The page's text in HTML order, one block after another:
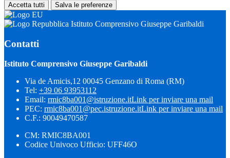
Accetta tutti Salva le preferenze
Istituto Comprensivo Giuseppe Garibaldi
Contatti
Istituto Comprensivo Giuseppe Garibaldi
Via de Amicis,12 00045 Genzano di Roma (RM)
Tel: +39 06 93953112
Email: rmic8ba001@istruzione.itLink per inviare una mail
PEC: rmic8ba001@pec.istruzione.itLink per inviare una mail
C.F.: 90049470587
CM: RMIC8BA001
Codice Univoco Ufficio: UFF46O